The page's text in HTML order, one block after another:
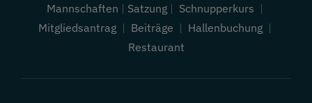
Mannschaften | Satzung| Schnupperkurs |
Mitgliedsantrag| Beiträge | Hallenbuchung|
Restaurant